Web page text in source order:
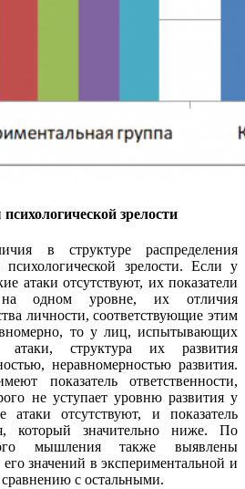
зрелости
в структуре распределения
психологической зрелости. Если у
атаки отсутствуют, их показатели
на одном уровне, их отличия
личности, соответствующие этим
то у лиц, испытывающих
атаки, структура их развития
неравномерностью развития.
показатель ответственности,
не уступает уровню развития у
атаки отсутствуют, и показатель
который значительно ниже. По
мышления также выявлены
значений в экспериментальной и
с остальными.